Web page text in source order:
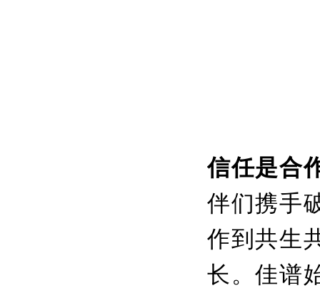
信任是合
伴们携手
作到共生
长。佳谱